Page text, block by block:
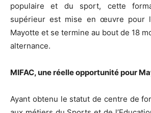
populaire et du sport, cette
supérieur est mise en œuvre pour
Mayotte et se termine au bout de 18
alternance.
MIFAC, une réelle opportunité pour
Ayant obtenu le statut de centre de